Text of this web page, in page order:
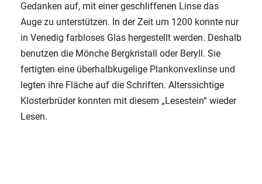
Gedanken auf, mit einer geschliffenen Linse das
Auge zu unterstützen. In der Zeit um 1200 konnte nur
in Venedig farbloses Glas hergestellt werden. Deshalb
benutzen die Mönche Bergkristall oder Beryll. Sie
fertigten eine überhalbkugelige Plankonvexlinse und
legten ihre Fläche auf die Schriften. Alterssichtige
Klosterbrüder konnten mit diesem „Lesestein“ wieder
Lesen.